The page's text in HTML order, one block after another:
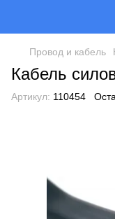
Провод и кабель
Кабель
Артикул: 110454